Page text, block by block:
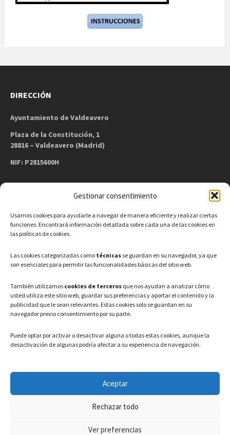
Gestionar consentimiento
Usamos cookies para ayudarle a navegar de manera eficiente y realizar ciertas
funciones. Encontrará información detallada sobre cada una de las cookies en
las políticas de cookies.
Las cookies categorizadas como técnicas se guardan en su navegador, ya que
son esenciales para permitir las funcionalidades básicas del sitio web.
También utilizamos cookies de terceros que nos ayudan a analizar cómo
usted utiliza este sitio web, guardar sus preferencias y aportar el contenido y la
publicidad que le sean relevantes. Estas cookies solo se guardan en su
navegador previo consentimiento por su parte.
Puede optar por activar o desactivar alguna o todas estas cookies, aunque la
desactivación de algunas podría afectar a su experiencia de navegación.
Aceptar
Rechazar todo
Ver preferencias
DIRECCIÓN
Ayuntamiento de Valdeavero
Plaza de la Constitución, 1
28816 – Valdeavero (Madrid)
NIF: P2815600H
Teléfono: 91 886 44 62
Correo Electrónico:
HORARIO
Lunes a Viernes: 08:00h – 15:00h
LEGAL
Política de privacidad–Aviso Legal–Política de cookies
Registro de actividades de Tratamiento